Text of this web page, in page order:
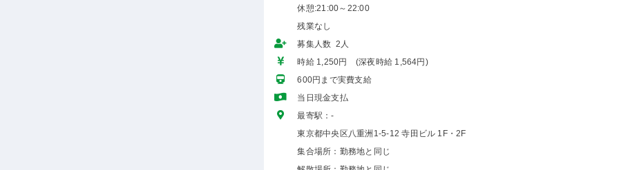
休憩:21:00～22:00
残業なし
募集人数 2人
時給 1,250円 (深夜時給 1,564円)
600円まで実費支給
当日現金支払
最寄駅：-
東京都中央区八重洲1-5-12 寺田ビル 1F・2F
集合場所：勤務地と同じ